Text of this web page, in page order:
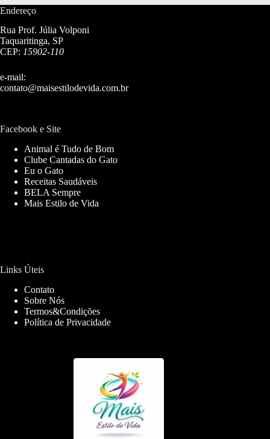
Endereço
Rua Prof. Júlia Volponi
Taquaritinga, SP
CEP: 15902-110
e-mail:
contato@maisestilodevida.com.br
Facebook e Site
Animal é Tudo de Bom
Clube Cantadas do Gato
Eu o Gato
Receitas Saudáveis
BELA Sempre
Mais Estilo de Vida
Links Úteis
Contato
Sobre Nós
Termos&Condições
Política de Privacidade